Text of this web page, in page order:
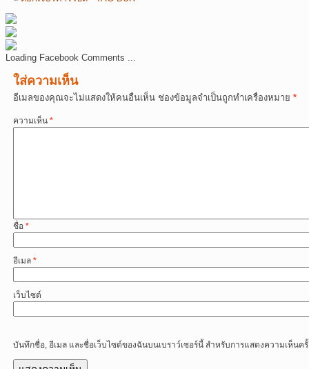
Loading Facebook Comments ...
ใส่ความเห็น
อีเมลของคุณจะไม่แสดงให้คนอื่นเห็น ช่องข้อมูลจำเป็นถูกทำเครื่องหมาย *
ความเห็น *
ชื่อ *
อีเมล *
เว็บไซต์
บันทึกชื่อ, อีเมล และชื่อเว็บไซต์ของฉันบนเบราว์เซอร์นี้ สำหรับการแสดงความเห็นค